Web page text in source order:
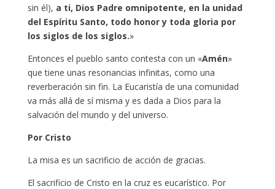
sin él), a ti, Dios Padre omnipotente, en la unidad
del Espíritu Santo, todo honor y toda gloria por
los siglos de los siglos.»
Entonces el pueblo santo contesta con un «Amén»
que tiene unas resonancias infinitas, como una
reverberación sin fin. La Eucaristía de una comunidad
va más allá de sí misma y es dada a Dios para la
salvación del mundo y del universo.
Por Cristo
La misa es un sacrificio de acción de gracias.
El sacrificio de Cristo en la cruz es eucarístico. Por